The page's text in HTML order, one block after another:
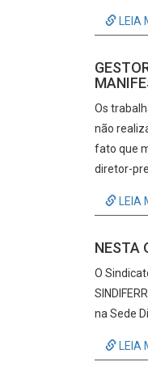
LEIA
Os
não
fato que
diretor-
LEIA
NESTA
O
na Sede
LEIA